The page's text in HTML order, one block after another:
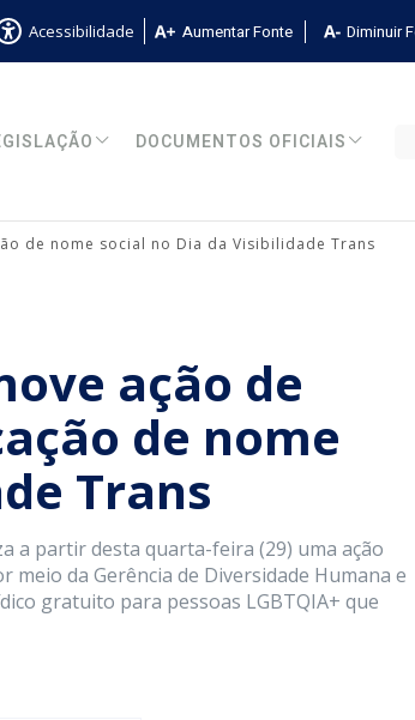
Acessibilidade Aumentar Fonte Diminuir
DOCUMENTOS OFICIAIS
de nome social no Dia da Visibilidade Trans
ação de
de nome
Trans
a partir desta quarta-feira (29) uma ação
da Gerência de Diversidade Humana e
gratuito para pessoas LGBTQIA+ que